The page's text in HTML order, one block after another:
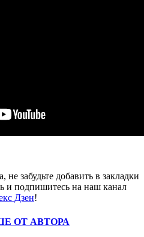
не забудьте добавить в закладки
и подпишитесь на наш канал
Дзен!
ОТ АВТОРА